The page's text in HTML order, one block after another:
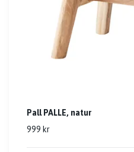
Pall PALLE, natur
999 kr